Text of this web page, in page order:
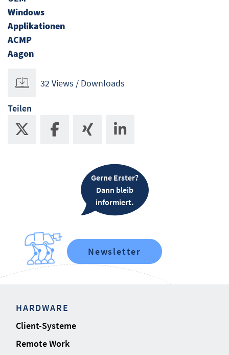
Windows
Applikationen
ACMP
Aagon
32 Views / Downloads
Teilen
Gerne Erster?
Dann bleib
informiert.
Newsletter
HARDWARE
Client-Systeme
Remote Work